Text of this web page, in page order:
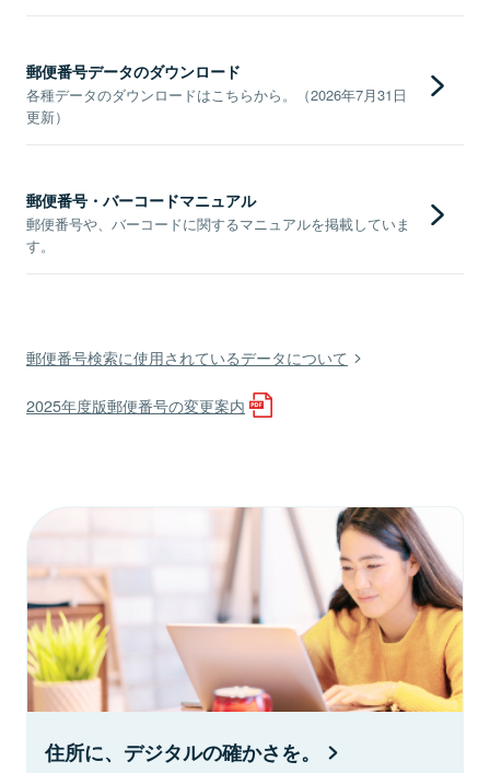
郵便番号データのダウンロード
各種データのダウンロードはこちらから。（2026年7月31日
更新）
郵便番号・バーコードマニュアル
郵便番号や、バーコードに関するマニュアルを掲載していま
す。
郵便番号検索に使用されているデータについて
2025年度版郵便番号の変更案内
住所に、デジタルの確かさを。